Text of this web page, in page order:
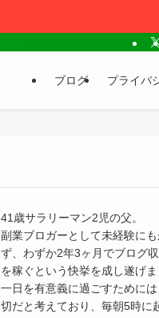
ブログ プライバ
41歳サラリーマン2児の父。
副業ブロガーとして未経験に
ず、わずか2年3ヶ月でブログ
を稼ぐという快挙を成し遂げま
一日を有意義に過ごすために
切だと考えており、毎朝5時に